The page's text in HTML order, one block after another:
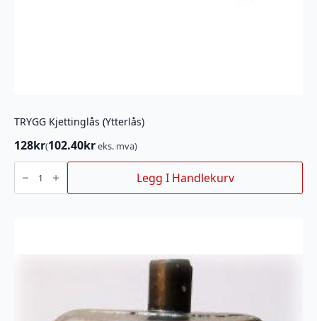
TRYGG Kjettinglås (Ytterlås)
128kr(102.40kreks. mva)
TRYGG
Kjettinglås
(Ytterlås)
antall
Legg I Handlekurv